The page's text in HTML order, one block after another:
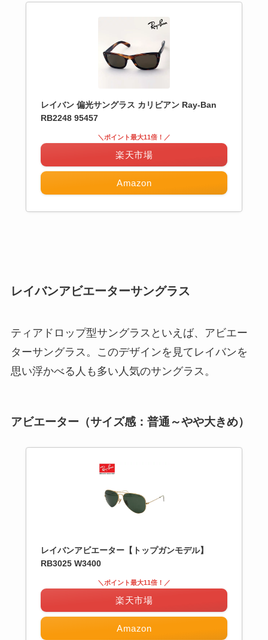
レイバン 偏光サングラス カリビアン Ray-Ban
RB2248 95457
Amazon
＼ポイント最大11倍！／
楽天市場
レイバンアビエーターサングラス
ティアドロップ型サングラスといえば、アビエー
ターサングラス。このデザインを見てレイバンを
思い浮かべる人も多い人気のサングラス。
アビエーター（サイズ感：普通～やや大きめ）
レイバンアビエーター【トップガンモデル】
RB3025 W3400
Amazon
＼ポイント最大11倍！／
楽天市場